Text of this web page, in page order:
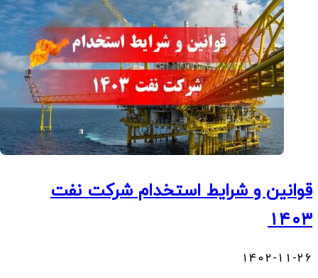
قوانین و شرایط استخدام شرکت نفت
۱۴۰۳
1402-11-26